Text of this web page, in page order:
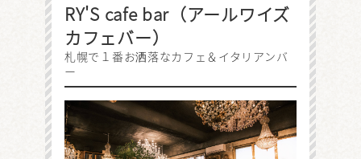
RY'S cafe bar（アールワイズ
カフェバー）
札幌で１番お洒落なカフェ＆イタリアンバ
ー